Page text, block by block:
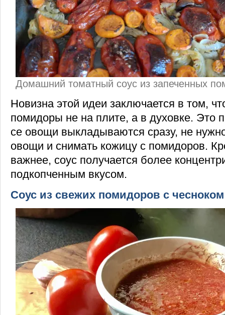
Домашний томатный соус из запеченных
Новизна этой идеи заключается в том,
помидоры не на плите, а в духовке. Это
се овощи выкладываются сразу, не
овощи и снимать кожицу с помидоров.
важнее, соус получается более
подкопченным вкусом.
Соус из свежих помидоров с чесноком